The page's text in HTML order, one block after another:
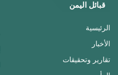
قبائل اليمن
الرئيسية
الأخبار
تقارير وتحقيقات